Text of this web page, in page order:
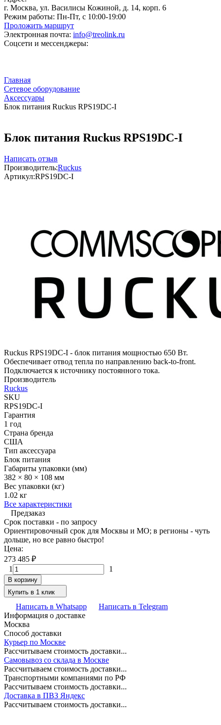
г. Москва, ул. Василисы Кожиной, д. 14, корп. 6
Режим работы: Пн-Пт, с 10:00-19:00
Проложить маршрут
Электронная почта: info@treolink.ru
Соцсети и мессенджеры:
Главная
Сетевое оборудование
Аксессуары
Блок питания Ruckus RPS19DC-I
Блок питания Ruckus RPS19DC-I
Написать отзыв
Производитель:Ruckus
Артикул:RPS19DC-I
Ruckus RPS19DC-I - блок питания мощностью 650 Вт.
Обеспечивает отвод тепла по направлению back-to-front.
Подключается к источнику постоянного тока.
Производитель
Ruckus
SKU
RPS19DC-I
Гарантия
1 год
Страна бренда
США
Тип аксессуара
Блок питания
Габариты упаковки (мм)
382 × 80 × 108 мм
Вес упаковки (кг)
1.02 кг
Все характеристики
Предзаказ
Срок поставки - по запросу
Ориентировочный срок для Москвы и МО; в регионы - чуть
дольше, но все равно быстро!
Цена:
273 485 ₽
1
1
В корзину
Купить в 1 клик
Написать в Whatsapp
Написать в Telegram
Информация о доставке
Москва
Способ доставки
Курьер по Москве
Рассчитываем стоимость доставки...
Самовывоз со склада в Москве
Рассчитываем стоимость доставки...
Транспортными компаниями по РФ
Рассчитываем стоимость доставки...
Доставка в ПВЗ Яндекс
Рассчитываем стоимость доставки...